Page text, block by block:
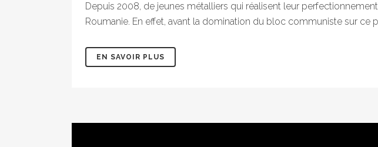
Depuis 2008, de jeunes métalliers qui réalisent leur
Roumanie. En effet, avant la domination du bloc communiste sur ce
EN SAVOIR PLUS